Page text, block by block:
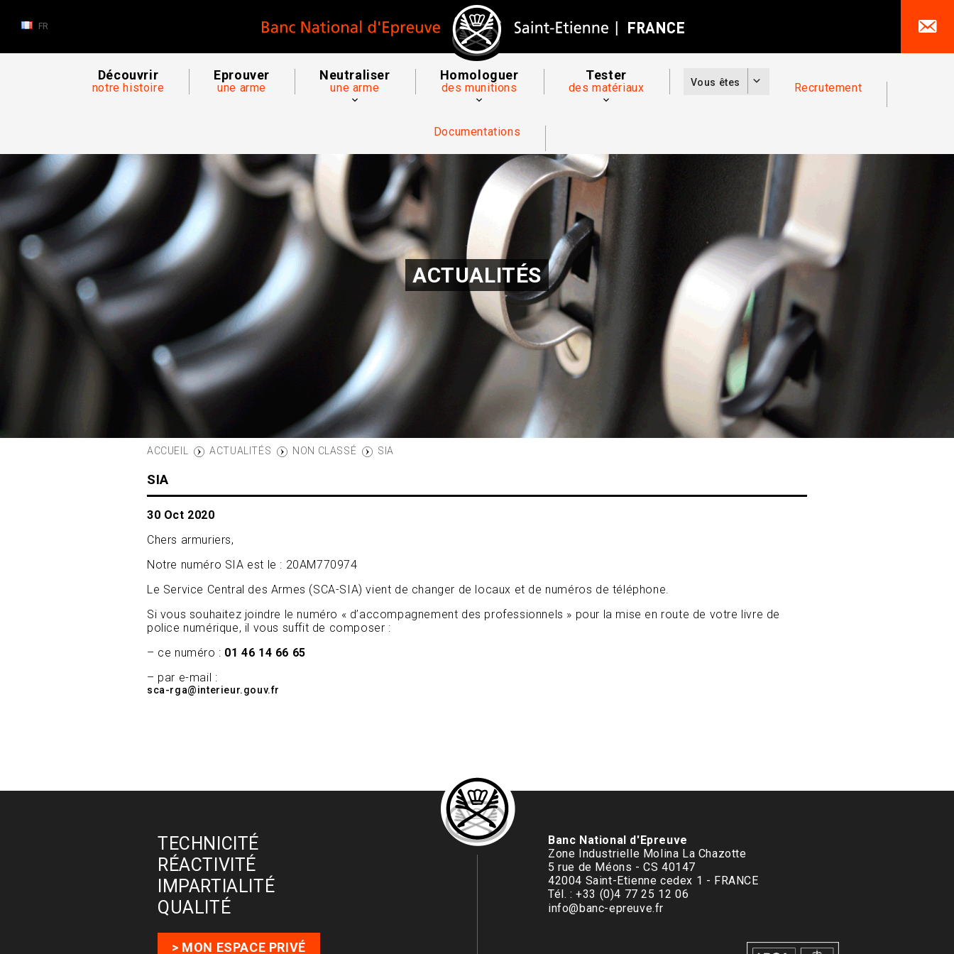
Découvrir
notre histoire
Eprouver
une arme
Neutraliser
une arme
Homologuer
des munitions
Tester
des matériaux Vous êtes Recrutement
Documentations
FR
ACTUALITÉS
ACTUALITÉS NON CLASSÉ SIA
SIA
30 Oct 2020
Chers armuriers,
Notre numéro SIA est le : 20AM770974
Le Service Central des Armes (SCA-SIA) vient de changer de locaux et de numéros de téléphone.
Si vous souhaitez joindre le numéro « d’accompagnement des professionnels » pour la mise en route de votre livre de
police numérique, il vous suffit de composer :
– ce numéro : 01 46 14 66 65
– par e-mail :
sca-rga@interieur.gouv.fr
TECHNICITÉ
RÉACTIVITÉ
IMPARTIALITÉ
QUALITÉ
> MON ESPACE PRIVÉ
Banc National d'Epreuve
Zone Industrielle Molina La Chazotte
5 rue de Méons - CS 40147
42004 Saint-Etienne cedex 1 - FRANCE
Tél. : +33 (0)4 77 25 12 06
info@banc-epreuve.fr